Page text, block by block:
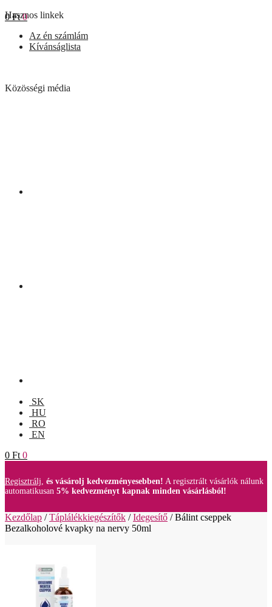
0Ft 0
Hasznos linkek
Az én számlám
Kívánságlista
Közösségi média
SK
HU
RO
EN
0 Ft 0
Regisztrálj, és vásárolj kedvezményesebben! A regisztrált vásárlók nálunk
automatikusan 5% kedvezményt kapnak minden vásárlásból!
Kezdőlap /Táplálékkiegészítők /Idegesítő /Bálint cseppek
Bezalkoholové kvapky na nervy 50ml